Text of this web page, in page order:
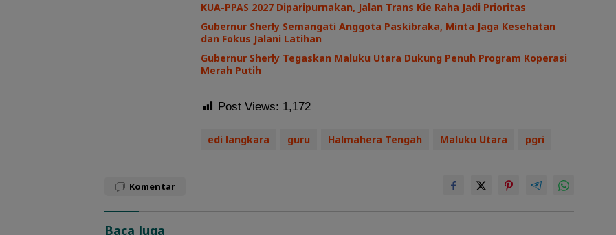
KUA-PPAS 2027 Diparipurnakan, Jalan Trans Kie Raha Jadi Prioritas
Gubernur Sherly Semangati Anggota Paskibraka, Minta Jaga Kesehatan
dan Fokus Jalani Latihan
Gubernur Sherly Tegaskan Maluku Utara Dukung Penuh Program Koperasi
Merah Putih
Post Views: 1,172
edi langkara guru Halmahera Tengah Maluku Utara pgri
Komentar
Baca Juga